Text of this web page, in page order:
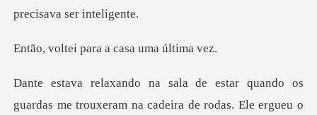
para a casa
a de rodas. Ele ergueu o